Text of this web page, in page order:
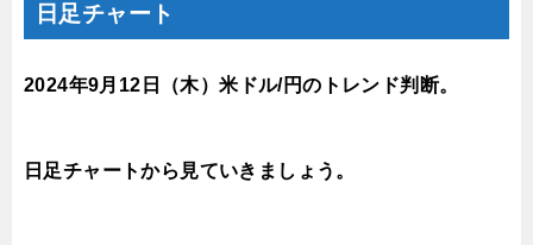
日足チャート
2024年9月12日 （木）米ドル/円のトレンド判断。
日足チャートから見ていきましょう。